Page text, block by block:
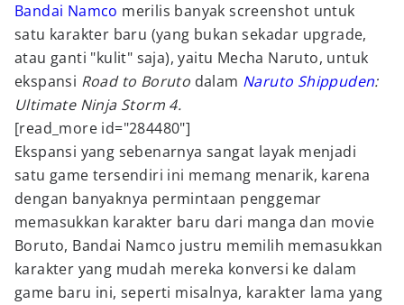
Bandai Namco merilis banyak screenshot untuk
satu karakter baru (yang bukan sekadar upgrade,
atau ganti "kulit" saja), yaitu Mecha Naruto, untuk
ekspansi Road to Boruto dalam Naruto Shippuden:
Ultimate Ninja Storm 4.
[read_more id="284480"]
Ekspansi yang sebenarnya sangat layak menjadi
satu game tersendiri ini memang menarik, karena
dengan banyaknya permintaan penggemar
memasukkan karakter baru dari manga dan movie
Boruto, Bandai Namco justru memilih memasukkan
karakter yang mudah mereka konversi ke dalam
game baru ini, seperti misalnya, karakter lama yang